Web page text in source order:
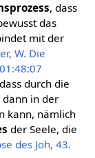
, dass
das
mit der
W. Die
durch die
in der
kann, nämlich
der Seele, die
des Joh, 43.